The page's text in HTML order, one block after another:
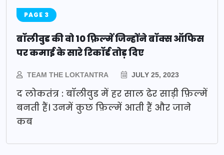
PAGE 3
बॉलीवुड की वो 10 फ़िल्में जिन्होंने बॉक्स ऑफिस
पर कमाई के सारे रिकॉर्ड तोड़ दिए
TEAM THE LOKTANTRA JULY 25, 2023
द लोकतंत्र : बॉलीवुड में हर साल ढेर साड़ी फ़िल्में
बनती हैं। उनमें कुछ फ़िल्में आती हैं और जाने
कब